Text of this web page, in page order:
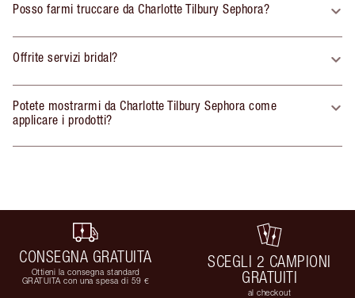
Posso farmi truccare da Charlotte Tilbury Sephora?
Offrite servizi bridal?
Potete mostrarmi da Charlotte Tilbury Sephora come
applicare i prodotti?
CONSEGNA GRATUITA
Ottieni la consegna standard
GRATUITA con una spesa di 59 €
SCEGLI 2 CAMPIONI
GRATUITI
al checkout